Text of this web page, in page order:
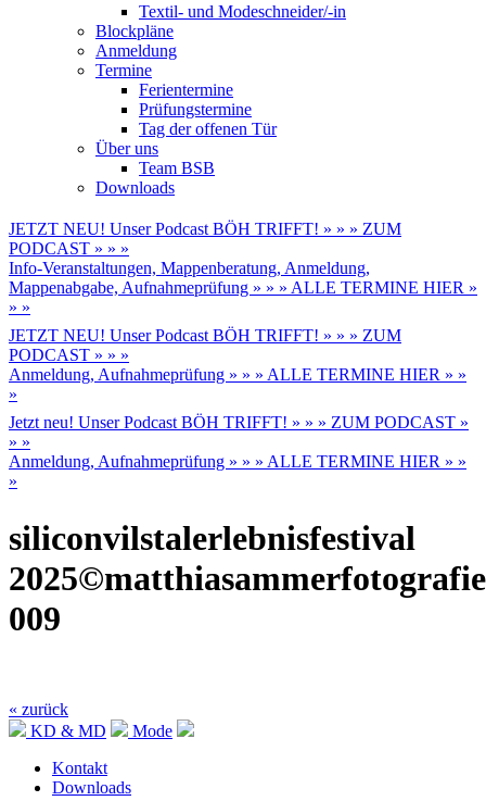
Textil- und Modeschneider/-in
Blockpläne
Anmeldung
Termine
Ferientermine
Prüfungstermine
Tag der offenen Tür
Über uns
Team BSB
Downloads
JETZT NEU! Unser Podcast BÖH TRIFFT! » » » ZUM
PODCAST » » »
Info-Veranstaltungen, Mappenberatung, Anmeldung,
Mappenabgabe, Aufnahmeprüfung » » » ALLE TERMINE HIER »
» »
JETZT NEU! Unser Podcast BÖH TRIFFT! » » » ZUM
PODCAST » » »
Anmeldung, Aufnahmeprüfung » » » ALLE TERMINE HIER » »
»
Jetzt neu! Unser Podcast BÖH TRIFFT! » » » ZUM PODCAST »
» »
Anmeldung, Aufnahmeprüfung » » » ALLE TERMINE HIER » »
»
siliconvilstalerlebnisfestival
2025©matthiasammerfotografie
009
« zurück
KD & MD
Mode
Kontakt
Downloads